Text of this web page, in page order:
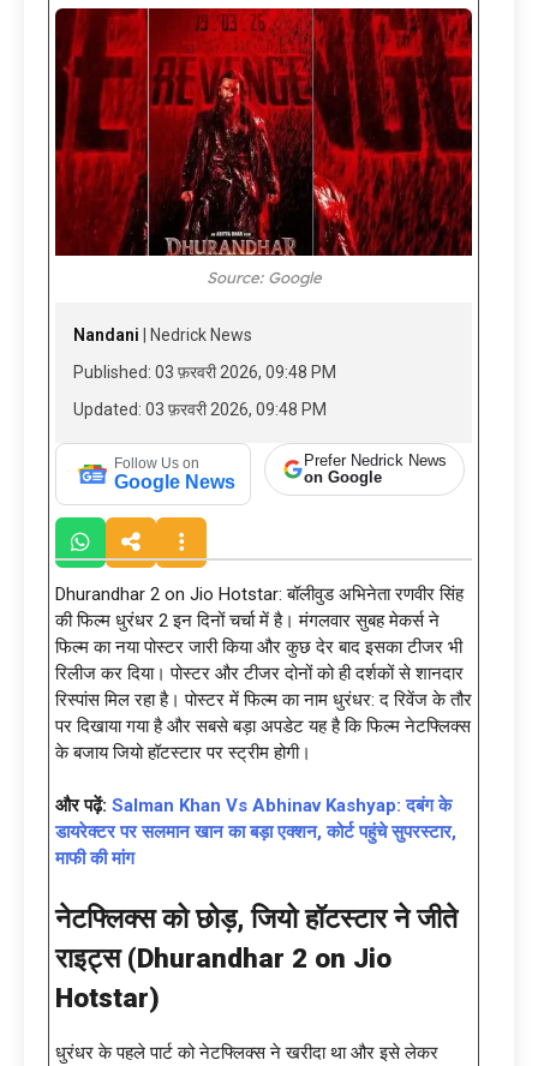
Source: Google
Nandani | Nedrick News
Published: 03 फ़रवरी 2026, 09:48 PM
Updated: 03 फ़रवरी 2026, 09:48 PM
Follow Us on
Google News
Prefer Nedrick News
on Google
Dhurandhar 2 on Jio Hotstar: बॉलीवुड अभिनेता रणवीर सिंह
की फिल्म धुरंधर 2 इन दिनों चर्चा में है। मंगलवार सुबह मेकर्स ने
फिल्म का नया पोस्टर जारी किया और कुछ देर बाद इसका टीजर भी
रिलीज कर दिया। पोस्टर और टीजर दोनों को ही दर्शकों से शानदार
रिस्पांस मिल रहा है। पोस्टर में फिल्म का नाम धुरंधर: द रिवेंज के तौर
पर दिखाया गया है और सबसे बड़ा अपडेट यह है कि फिल्म नेटफ्लिक्स
के बजाय जियो हॉटस्टार पर स्ट्रीम होगी।
और पढ़ें: Salman Khan Vs Abhinav Kashyap: दबंग के
डायरेक्टर पर सलमान खान का बड़ा एक्शन, कोर्ट पहुंचे सुपरस्टार,
माफी की मांग
नेटफ्लिक्स को छोड़, जियो हॉटस्टार ने जीते
राइट्स (Dhurandhar 2 on Jio
Hotstar)
धुरंधर के पहले पार्ट को नेटफ्लिक्स ने खरीदा था और इसे लेकर